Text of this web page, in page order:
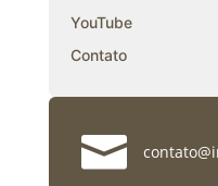
YouTube
Contato
